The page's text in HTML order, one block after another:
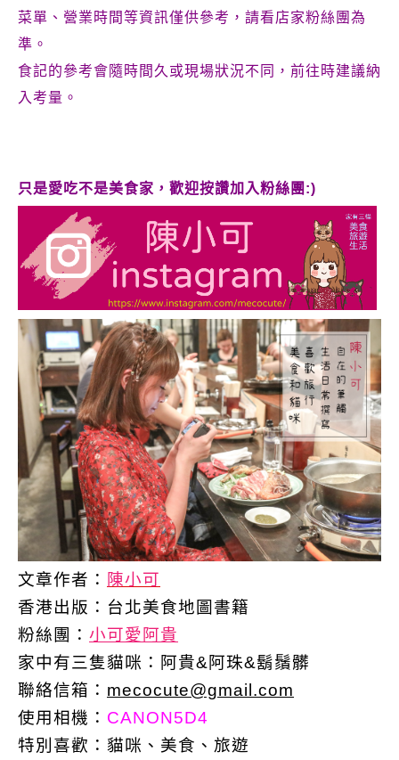
菜單、營業時間等資訊僅供參考，請看店家粉絲團為
準。
食記的參考會隨時間久或現場狀況不同，前往時建議納
入考量。
只是愛吃不是美食家，歡迎按讚加入粉絲團:)
文章作者： 陳小可
香港出版： 台北美食地圖書籍
粉絲團： 小可愛阿貴
家中有三隻貓咪：阿貴&阿珠&鬍鬚髒
聯絡信箱： mecocute@gmail.com
使用相機： CANON5D4
特別喜歡： 貓咪、美食、旅遊